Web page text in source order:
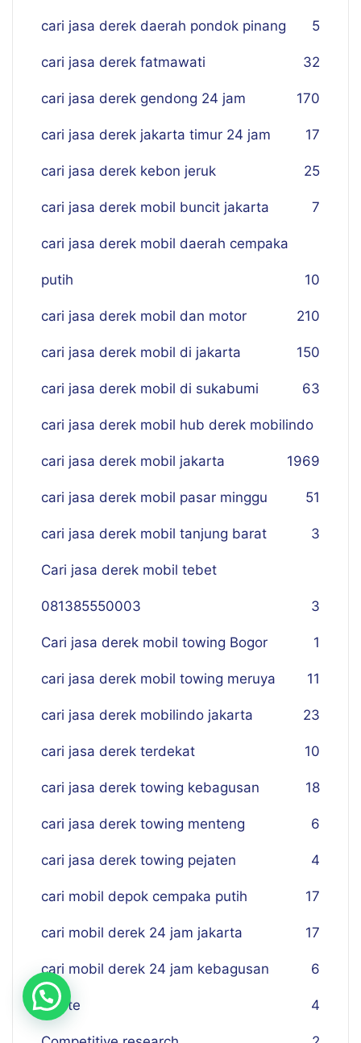
cari jasa derek daerah pondok pinang 5
cari jasa derek fatmawati 32
cari jasa derek gendong 24 jam 170
cari jasa derek jakarta timur 24 jam 17
cari jasa derek kebon jeruk 25
cari jasa derek mobil buncit jakarta 7
cari jasa derek mobil daerah cempaka
putih 10
cari jasa derek mobil dan motor 210
cari jasa derek mobil di jakarta 150
cari jasa derek mobil di sukabumi 63
cari jasa derek mobil hub derek mobilindo
69
cari jasa derek mobil jakarta 19
cari jasa derek mobil pasar minggu 51
cari jasa derek mobil tanjung barat 3
Cari jasa derek mobil tebet
081385550003 3
Cari jasa derek mobil towing Bogor 1
cari jasa derek mobil towing meruya 11
cari jasa derek mobilindo jakarta 23
cari jasa derek terdekat 10
cari jasa derek towing kebagusan 18
cari jasa derek towing menteng 6
cari jasa derek towing pejaten 4
cari mobil depok cempaka putih 17
cari mobil derek 24 jam jakarta 17
cari mobil derek 24 jam kebagusan 6
cipete 4